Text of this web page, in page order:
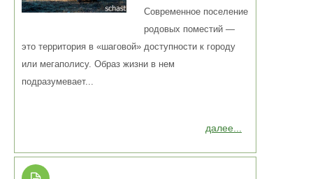
далее...
Современное поселение
родовых поместий —
это территория в «шаговой» доступности к городу
или мегаполису. Образ жизни в нем
подразумевает...